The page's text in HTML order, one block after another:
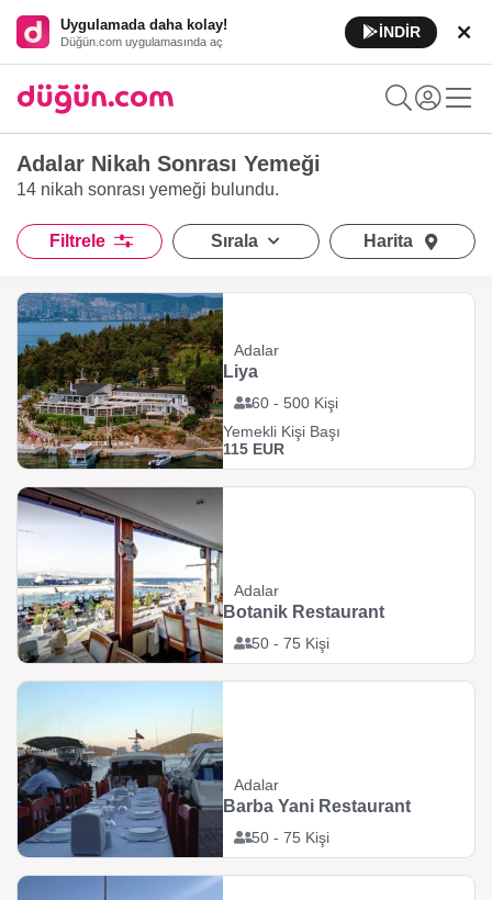
Uygulamada daha kolay!
Düğün.com uygulamasında aç
İNDİR
Adalar Nikah Sonrası Yemeği
14 nikah sonrası yemeği bulundu.
Filtrele Sırala Harita
Adalar
60 - 500 Kişi
Liya
Yemekli Kişi Başı
115 EUR
Adalar
50 - 75 Kişi
Botanik Restaurant
Adalar
50 - 75 Kişi
Barba Yani Restaurant